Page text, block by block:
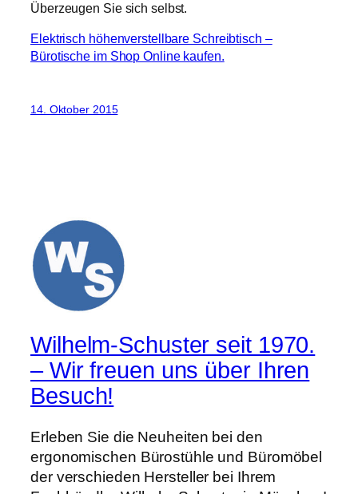
Überzeugen Sie sich selbst.
Elektrisch höhenverstellbare Schreibtisch –
Bürotische im Shop Online kaufen.
14. Oktober 2015
Wilhelm-Schuster seit 1970.
– Wir freuen uns über Ihren
Besuch!
Erleben Sie die Neuheiten bei den
ergonomischen Bürostühle und Büromöbel
der verschieden Hersteller bei Ihrem